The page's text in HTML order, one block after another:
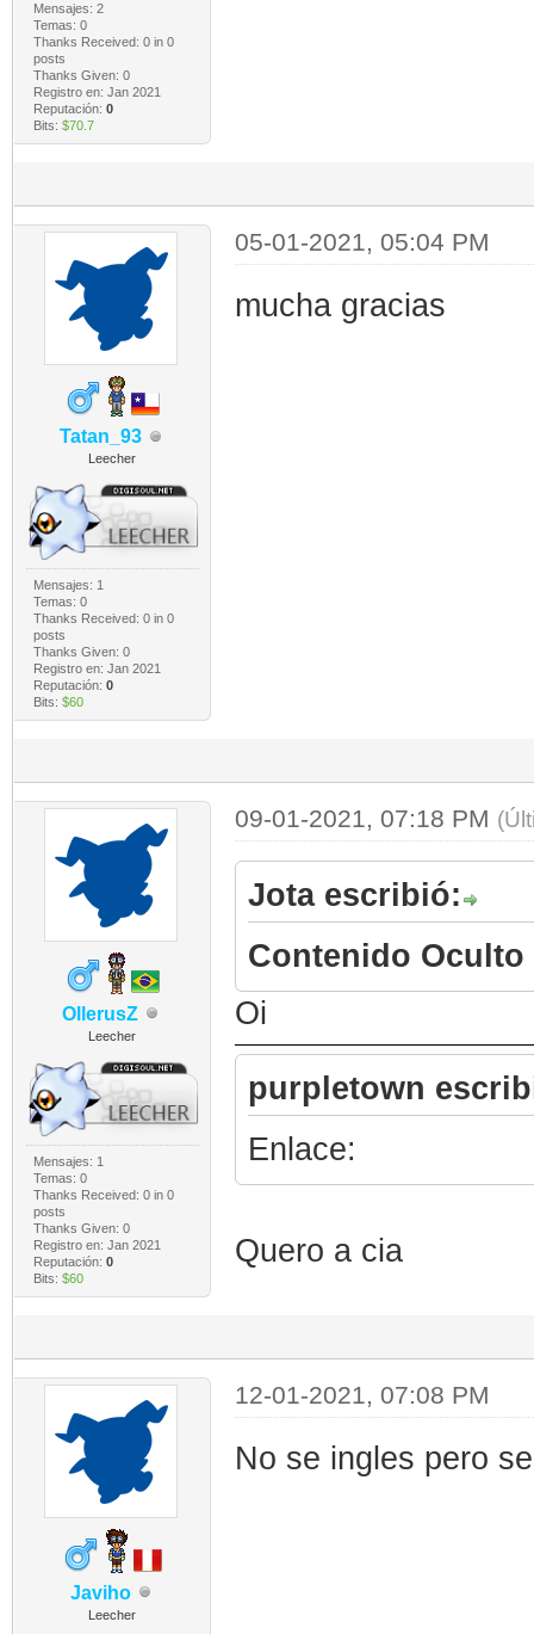
Mensajes: 2
Temas: 0
Thanks Received: 0in 0
posts
Thanks Given: 0
Registro en: Jan 2021
Reputación: 0
Bits: $70.7
Tatan_93
Leecher
Mensajes: 1
Temas: 0
Thanks Received: 0in 0
posts
Thanks Given: 0
Registro en: Jan 2021
Reputación: 0
Bits: $60
05-01-2021, 05:04 PM
mucha gracias
OllerusZ
Leecher
Mensajes: 1
Temas: 0
Thanks Received: 0in 0
posts
Thanks Given: 0
Registro en: Jan 2021
Reputación: 0
Bits: $60
09-01-2021, 07:18 PM
Jota escribió:
Contenido Oculto
Oi
purpletown
Enlace:
Quero a cia
Javiho
Leecher
12-01-2021, 07:08 PM
No se ingles pero